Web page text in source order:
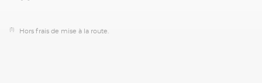
(1) Hors frais de mise à la route.